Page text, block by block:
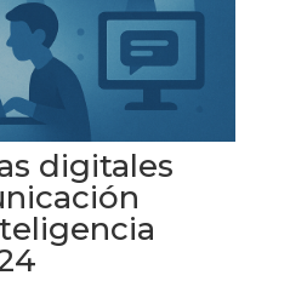
digitales